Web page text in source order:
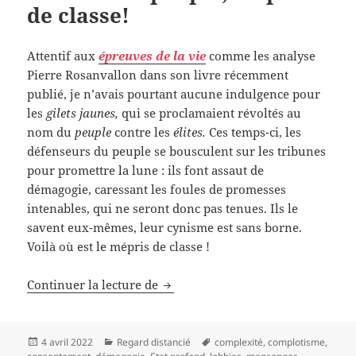
de classe!
Attentif auxépreuves de la vie comme les analyse
Pierre Rosanvallon dans son livre récemment
publié, je n’avais pourtant aucune indulgence pour
les gilets jaunes, qui se proclamaient révoltés au
nom dupeuple contre lesélites.Ces temps-ci, les
défenseurs du peuple se bousculent sur les tribunes
pour promettre la lune : ils font assaut de
démagogie, caressant les foules de promesses
intenables, qui ne seront donc pas tenues. Ils le
savent eux-mêmes, leur cynisme est sans borne.
Voilà où est le mépris de classe !
Continuer la lecture de Caresser le peuple, mépris de
Publié
4 avril 2022 Catégories
Regard distancié
Mots-
complexité,complotisme,